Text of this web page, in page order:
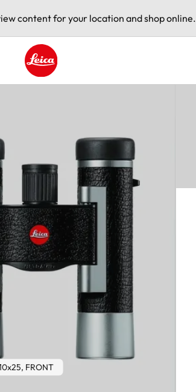
content for your location and shop online.
Leica logo - Home
FRONT